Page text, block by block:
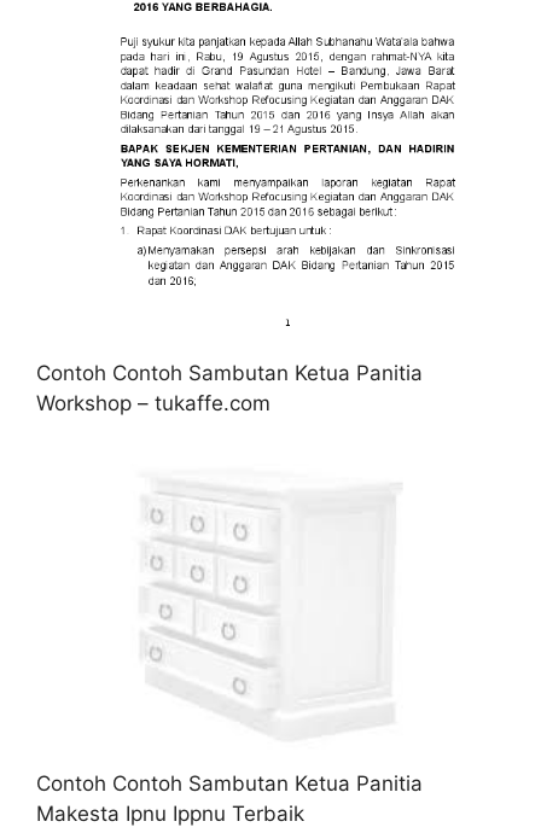
Contoh Contoh Sambutan Ketua Panitia
Workshop – tukaffe.com
Contoh Contoh Sambutan Ketua Panitia
Makesta Ipnu Ippnu Terbaik